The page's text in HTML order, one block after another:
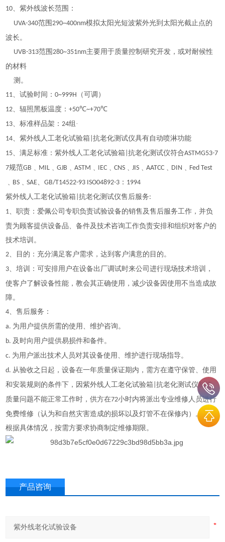
10、紫外线波长范围：
UVA-340范围290~400nm模拟太阳光短波紫外光到太阳光截止点的
波长。
UVB-313范围280~351nm主要用于质量控制研究开发，或对耐候性
的材料
测。
11、试验时间：0~999H （可调）
12、辐照黑板温度：+50℃~+70℃
13、标准样品架：24组·
14、紫外线人工老化试验箱 |抗老化测试仪具有自动喷淋功能
15、满足标准：紫外线人工老化试验箱 |抗老化测试仪符合ASTMG53-7
7规范GB ﹑ MIL ﹑GJB ﹑ASTM ﹑ IEC ﹑CNS ﹑JIS ﹑AATCC ﹑ DIN ﹑ Fed Test
﹑ BS ﹑SAE、GB/T14522-93 ISO04892-3 ： 1994
紫外线人工老化试验箱 |抗老化测试仪售后服务:
1、职责：爱佩公司专职负责试验设备的销售及售后服务工作，并负
责为顾客提供设备品、备件及技术咨询工作负责安排和组织对客户的
技术培训。
2、目的：充分满足客户需求，达到客户满意的目的。
3、培训：可安排用户在设备出厂调试时来公司进行现场技术培训，
使客户了解设备性能，教会其正确使用，减少设备因使用不当造成故
障。
4、售后服务：
a. 为用户提供所需的使用、维护咨询。
b.及时向用户提供易损件和备件。
c. 为用户派出技术人员对其设备使用、维护进行现场指导。
d.从验收之日起，设备在一年质量保证期内，需方在遵守保管、使用
和安装规则的条件下，因紫外线人工老化试验箱 |抗老化测试仪制造
质量问题不能正常工作时，供方在72小时内将派出专业维修人员进行
免费维修（认为和自然灾害造成的损坏以及灯管不在保修内）。也可
根据具体情况，按需方要求协商制定维修期限。
产品咨询